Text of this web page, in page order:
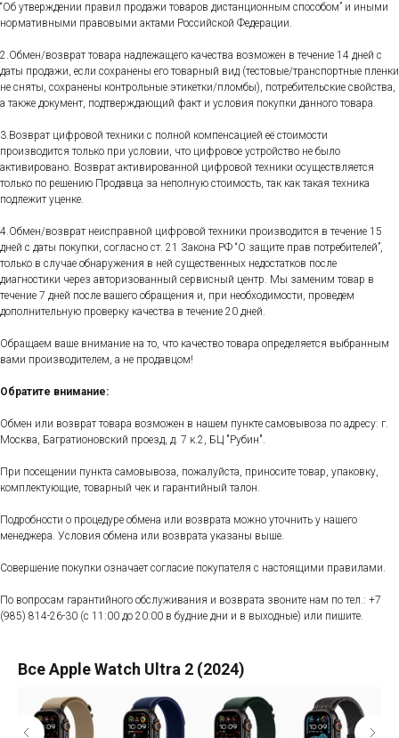
“Об утверждении правил продажи товаров дистанционным способом” и иными
нормативными правовыми актами Российской Федерации.
2.Обмен/возврат товара надлежащего качества возможен в течение 14 дней с
даты продажи, если сохранены его товарный вид (тестовые/транспортные пленки
не сняты, сохранены контрольные этикетки/пломбы), потребительские свойства,
а также документ, подтверждающий факт и условия покупки данного товара.
3.Возврат цифровой техники с полной компенсацией её стоимости
производится только при условии, что цифровое устройство не было
активировано. Возврат активированной цифровой техники осуществляется
только по решению Продавца за неполную стоимость, так как такая техника
подлежит уценке.
4.Обмен/возврат неисправной цифровой техники производится в течение 15
дней с даты покупки, согласно ст. 21 Закона РФ “О защите прав потребителей”,
только в случае обнаружения в ней существенных недостатков после
диагностики через авторизованный сервисный центр. Мы заменим товар в
течение 7 дней после вашего обращения и, при необходимости, проведем
дополнительную проверку качества в течение 20 дней.
Обращаем ваше внимание на то, что качество товара определяется выбранным
вами производителем, а не продавцом!
Обратите внимание:
Обмен или возврат товара возможен в нашем пункте самовывоза по адресу: г.
Москва, Багратионовский проезд, д. 7 к.2, БЦ "Рубин".
При посещении пункта самовывоза, пожалуйста, приносите товар, упаковку,
комплектующие, товарный чек и гарантийный талон.
Подробности о процедуре обмена или возврата можно уточнить у нашего
менеджера. Условия обмена или возврата указаны выше.
Совершение покупки означает согласие покупателя с настоящими правилами.
По вопросам гарантийного обслуживания и возврата звоните нам по тел.: +7
(985) 814-26-30 (с 11:00 до 20:00 в будние дни и в выходные) или пишите.
Все Apple Watch Ultra 2 (2024)